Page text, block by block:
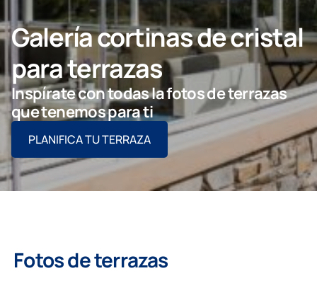
Profesionales
Grupo Lumon
Contacto
PIDE ASESORAMIENTO AQUÍ
Galería cortinas de cristal
para terrazas
Inspírate con todas la fotos de terrazas
que tenemos para ti
PLANIFICA TU TERRAZA
Fotos de terrazas